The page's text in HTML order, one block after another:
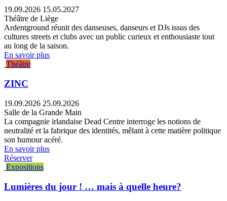
19.09.2026 15.05.2027
Théâtre de Liège
Ardentground réunit des danseuses, danseurs et DJs issus des
cultures streets et clubs avec un public curieux et enthousiaste tout
au long de la saison.
En savoir plus
Théâtre
ZINC
19.09.2026 25.09.2026
Salle de la Grande Main
La compagnie irlandaise Dead Centre interroge les notions de
neutralité et la fabrique des identités, mêlant à cette matière politique
son humour acéré.
En savoir plus
Réserver
Expositions
Lumières du jour ! … mais à quelle heure?